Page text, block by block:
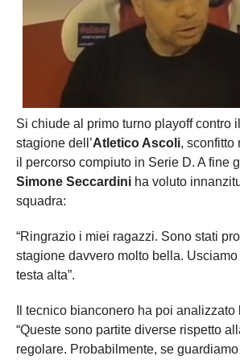
Si chiude al primo turno playoff contro il
stagione dell’Atletico Ascoli, sconfitto
il percorso compiuto in Serie D. A fine
Simone Seccardini ha voluto
squadra:
“Ringrazio i miei ragazzi. Sono stati
stagione davvero molto bella. Usciamo
testa alta”.
Il tecnico bianconero ha poi analizzato
“Queste sono partite diverse rispetto
regolare. Probabilmente, se